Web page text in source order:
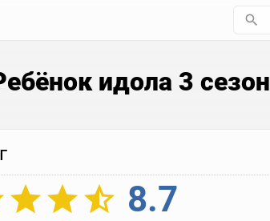
идола 3 сезон
8.7